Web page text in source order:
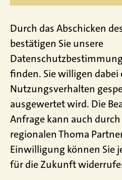
Durch das Abschicken
bestätigen Sie unsere
finden. Sie willigen dabei
Nutzungsverhalten
ausgewertet wird. Die
Anfrage kann auch
regionalen Thoma
Einwilligung können Sie
für die Zukunft